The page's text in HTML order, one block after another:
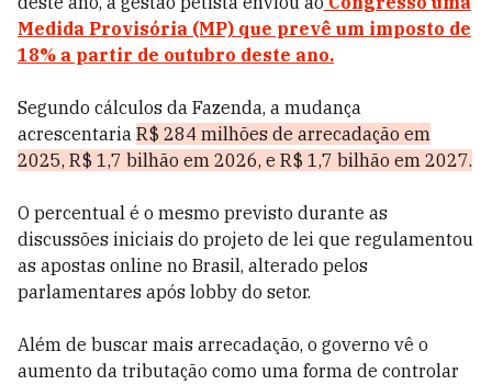
Medida Provisória (MP) que prevê um imposto de
18% a partir de outubro deste ano.
Segundo cálculos da Fazenda, a mudança
acrescentaria R$ 284 milhões de arrecadação em
2025, R$ 1,7 bilhão em 2026, e R$ 1,7 bilhão em 2027.
O percentual é o mesmo previsto durante as
discussões iniciais do projeto de lei que regulamentou
as apostas online no Brasil, alterado pelos
parlamentares após lobby do setor.
Além de buscar mais arrecadação, o governo vê o
aumento da tributação como uma forma de controlar